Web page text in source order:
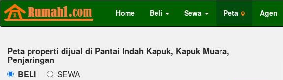
Home Beli Sewa Peta Agen
Peta properti dijual di Pantai Indah Kapuk, Kapuk Muara,
Penjaringan
BELI SEWA